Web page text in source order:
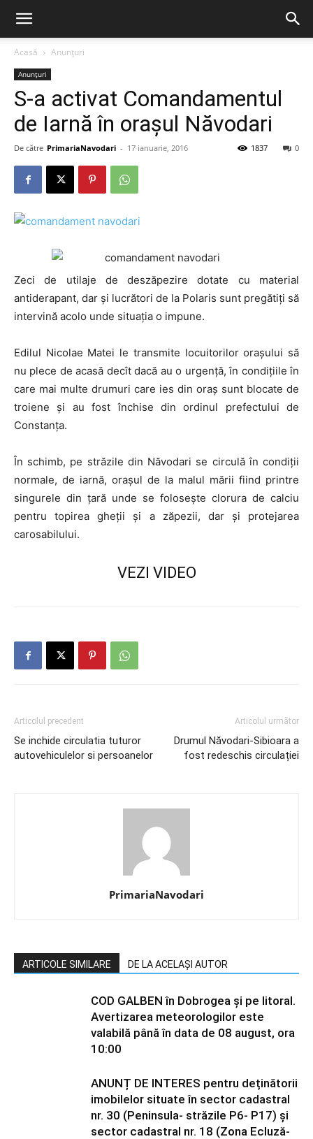
Acasă Anunțuri
Anunțuri
S-a activat Comandamentul
de Iarnă în orașul Năvodari
De către PrimariaNavodari - 17 ianuarie, 2016 0
1837
Zeci de utilaje de deszăpezire dotate cu material
antiderapant, dar și lucrători de la Polaris sunt pregătiți să
intervină acolo unde situația o impune.
Edilul Nicolae Matei le transmite locuitorilor orașului să
nu plece de acasă decît dacă au o urgență, în condițiile în
care mai multe drumuri care ies din oraș sunt blocate de
troiene și au fost închise din ordinul prefectului de
Constanța.
În schimb, pe străzile din Năvodari se circulă în condiții
normale, de iarnă, orașul de la malul mării fiind printre
singurele din țară unde se folosește clorura de calciu
pentru topirea gheții și a zăpezii, dar și protejarea
carosabilului.
VEZI VIDEO
Articolul precedent
Se inchide circulatia tuturor
autovehiculelor si persoanelor
Articolul următor
Drumul Năvodari-Sibioara a
fost redeschis circulației
PrimariaNavodari
ARTICOLE SIMILARE DE LA ACELAȘI AUTOR
COD GALBEN în Dobrogea și pe litoral.
Avertizarea meteorologilor este
valabilă până în data de 08 august, ora
10:00
ANUNȚ DE INTERES pentru deținătorii
imobilelor situate în sector cadastral
nr. 30 (Peninsula- străzile P6- P17) și
sector cadastral nr. 18 (Zona Ecluză-